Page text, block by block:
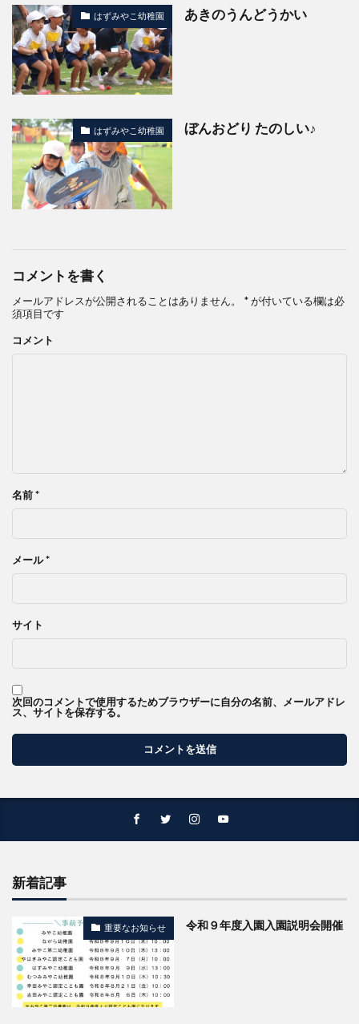
はずみやこ幼稚園 あきのうんどうかい
はずみやこ幼稚園 ぼんおどり たのしい♪
コメントを書く
メールアドレスが公開されることはありません。 *が付いている欄は必
須項目です
コメント
名前*
メール*
サイト
次回のコメントで使用するためブラウザーに自分の名前、メールアドレ
ス、サイトを保存する。
新着記事
重要なお知らせ 令和９年度入園入園説明会開催